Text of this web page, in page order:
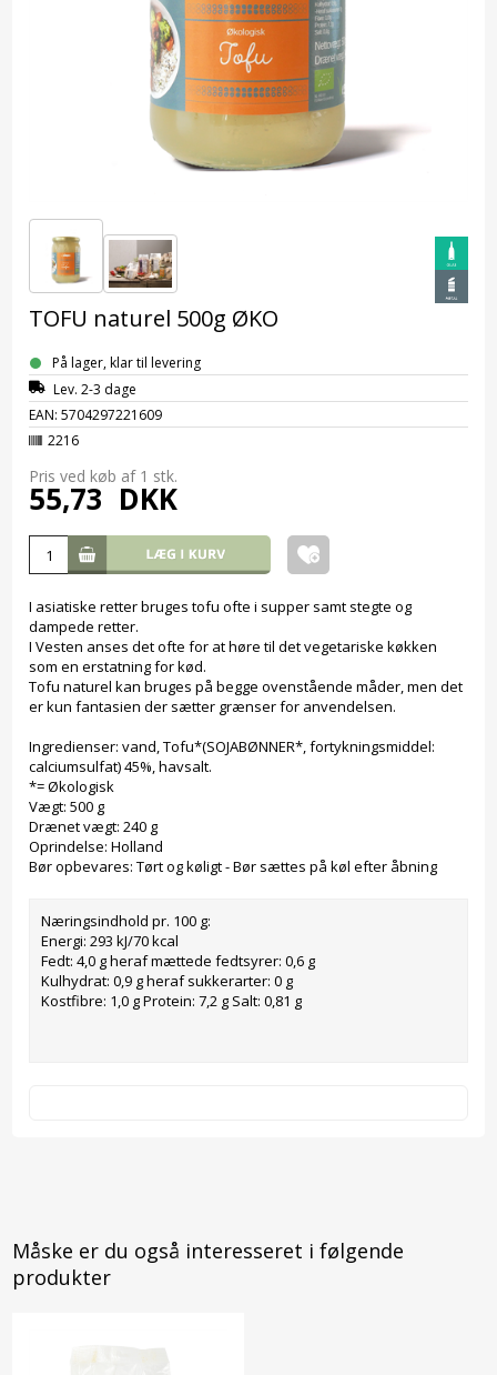
TOFU naturel 500g ØKO
På lager, klar til levering
Lev. 2-3 dage
EAN: 5704297221609
2216
Pris ved køb af 1 stk.
55,73 DKK
I asiatiske retter bruges tofu ofte i supper samt stegte og
dampede retter.
I Vesten anses det ofte for at høre til det vegetariske køkken
som en erstatning for kød.
Tofu naturel kan bruges på begge ovenstående måder, men det
er kun fantasien der sætter grænser for anvendelsen.
Ingredienser: vand, Tofu*(SOJABØNNER*, fortykningsmiddel:
calciumsulfat) 45%, havsalt.
*= Økologisk
Vægt: 500 g
Drænet vægt: 240 g
Oprindelse: Holland
Bør opbevares: Tørt og køligt - Bør sættes på køl efter åbning
Næringsindhold pr. 100 g:
Energi: 293 kJ/70 kcal
Fedt: 4,0 g heraf mættede fedtsyrer: 0,6 g
Kulhydrat: 0,9 g heraf sukkerarter: 0 g
Kostfibre: 1,0 g Protein: 7,2 g Salt: 0,81 g
Måske er du også interesseret i følgende
produkter